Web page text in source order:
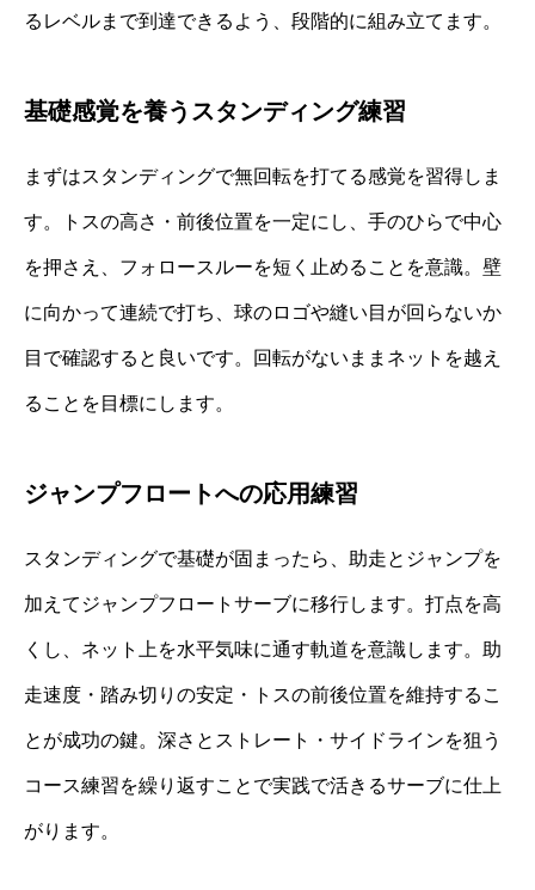
るレベルまで到達できるよう、段階的に組み立てます。
基礎感覚を養うスタンディング練習
まずはスタンディングで無回転を打てる感覚を習得しま
す。トスの高さ・前後位置を一定にし、手のひらで中心
を押さえ、フォロースルーを短く止めることを意識。壁
に向かって連続で打ち、球のロゴや縫い目が回らないか
目で確認すると良いです。回転がないままネットを越え
ることを目標にします。
ジャンプフロートへの応用練習
スタンディングで基礎が固まったら、助走とジャンプを
加えてジャンプフロートサーブに移行します。打点を高
くし、ネット上を水平気味に通す軌道を意識します。助
走速度・踏み切りの安定・トスの前後位置を維持するこ
とが成功の鍵。深さとストレート・サイドラインを狙う
コース練習を繰り返すことで実践で活きるサーブに仕上
がります。